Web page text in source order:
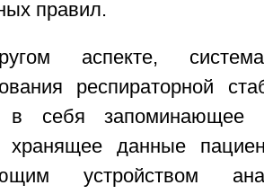
правил.
аспекте,
респираторной
в себя запоминающее
хранящее данные
устройством